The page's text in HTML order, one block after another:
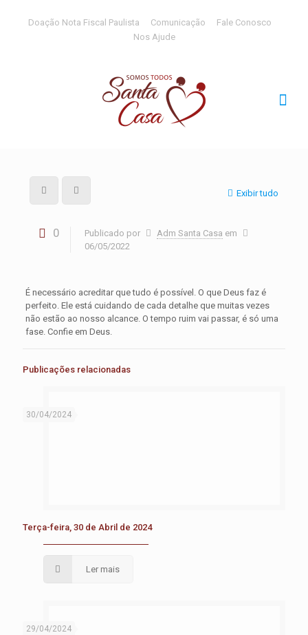
Doação Nota Fiscal Paulista Comunicação
Fale Conosco
Nos Ajude
Exibir tudo
0 Publicado por Adm Santa Casa em
06/05/2022
É necessário acreditar que tudo é possível. O que Deus faz é
perfeito. Ele está cuidando de cada detalhe que muitas vezes
não estão ao nosso alcance. O tempo ruim vai passar, é só uma
fase. Confie em Deus.
Publicações relacionadas
30/04/2024
Terça-feira, 30 de Abril de 2024
Ler mais
29/04/2024